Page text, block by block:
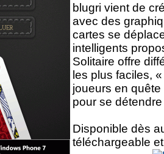
blugri vient de
avec des
cartes se
intelligents
Solitaire offre
les plus faciles,
joueurs en
pour se
Disponible dès
téléchargeable